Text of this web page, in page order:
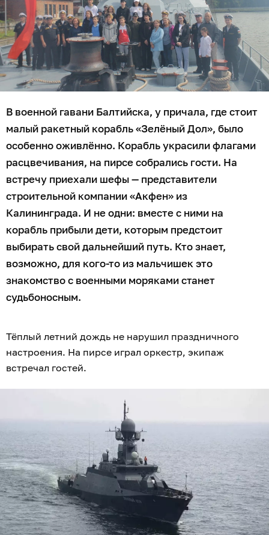
В военной гавани Балтийска, у причала, где стоит
малый ракетный корабль «Зелёный Дол», было
особенно оживлённо. Корабль украсили флагами
расцвечивания, на пирсе собрались гости. На
встречу приехали шефы — представители
строительной компании «Акфен» из
Калининграда. И не одни: вместе с ними на
корабль прибыли дети, которым предстоит
выбирать свой дальнейший путь. Кто знает,
возможно, для кого-то из мальчишек это
знакомство с военными моряками станет
судьбоносным.
Тёплый летний дождь не нарушил праздничного
настроения. На пирсе играл оркестр, экипаж
встречал гостей.